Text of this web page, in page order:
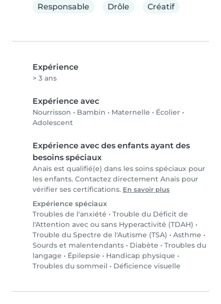
Responsable
Drôle Créatif
Expérience
> 3 ans
Expérience avec
Nourrisson • Bambin • Maternelle • Écolier •
Adolescent
Expérience avec des enfants ayant des
besoins spéciaux
Anaïs est qualifié(e) dans les soins spéciaux pour
les enfants. Contactez directement Anaïs pour
vérifier ses certifications. En savoir plus
Expérience spéciaux
Troubles de l'anxiété • Trouble du Déficit de
l'Attention avec ou sans Hyperactivité (TDAH) •
Trouble du Spectre de l'Autisme (TSA) • Asthme •
Sourds et malentendants • Diabète • Troubles du
langage • Épilepsie • Handicap physique •
Troubles du sommeil • Déficience visuelle